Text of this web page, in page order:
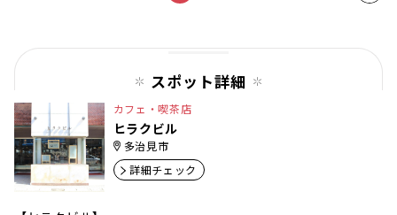
スポット詳細
カフェ・喫茶店
ヒラクビル
多治見市
詳細チェック